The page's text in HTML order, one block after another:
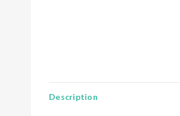
Description